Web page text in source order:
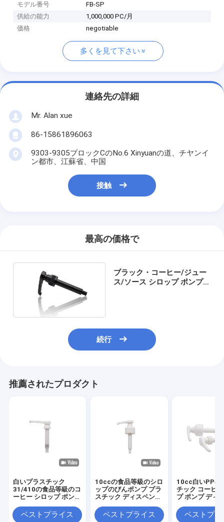
モデル番号
FB-SP
供給の能力
1,000,000 PC/月
価格
negotiable
多くを見て下さい
連絡先の詳細
Mr. Alan xue
86-15861896063
9303-9305ブロックCのNo.6 Xinyuanの道、チヤンイ
ン都市、江蘇省、中国
接触
最高の価格で
ブラック・コーヒー/ジュー
ス/ソース シロップ ポンプび
続行
推薦されたプロダクト
白いプラスチック
31/410の食品等級のコ
ーヒー シロップ ポンプ
サー ポンプ
ベストプライス
10ccの食品等級のシロ
ップのびんポンプ プラ
スチック ディスペンサ
ベストプライス
10cc白いPPの
チック コーヒ
プ ポンプ ディ
ベストプラ